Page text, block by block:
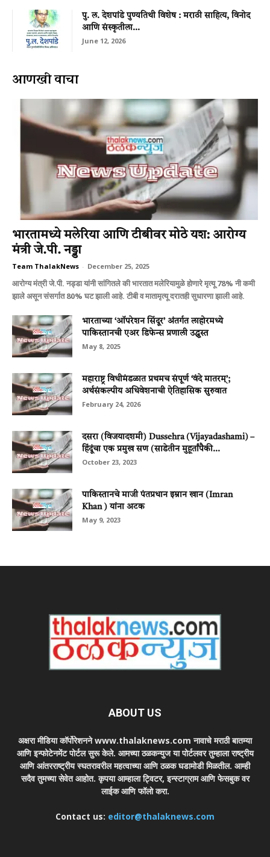
पु. ल. देशपांडे पुण्यतिथी विशेष : मराठी साहित्य, विनोद
आणि संस्कृतीला...
June 12, 2026
आणखी वाचा
भारतामध्ये मलेरिया आणि टीबीवर मोठे यश: आरोग्य
मंत्री जे.पी. नड्डा
Team ThalakNews - December 25, 2025
आरोग्य मंत्री जे.पी. नड्डा यांनी सांगितले की भारतात मलेरियामुळे होणारे मृत्यू 78% नी कमी
झाले असून संसर्गात 80% घट झाली आहे. टीबी व मातामृत्यू दरातही सुधारणा झाली आहे.
भारताच्या ‘ऑपरेशन सिंदूर’ अंतर्गत लाहोरमध्ये
पाकिस्तानची एअर डिफेन्स प्रणाली उद्ध्वस्त
May 8, 2025
महाराष्ट्र विधीमंडळात प्रथमच संपूर्ण ‘वंदे मातरम्’;
अर्थसंकल्पीय अधिवेशनाची ऐतिहासिक सुरुवात
February 24, 2026
दसरा (विजयादशमी) Dussehra (Vijayadashami) –
हिंदूंचा एक प्रमुख सण (साडेतीन मुहूर्तांपैकी...
October 23, 2023
पाकिस्तानचे माजी पंतप्रधान इम्रान खान (Imran
Khan ) यांना अटक
May 9, 2023
ABOUT US
अक्षरा मीडिया कॉर्पोरेशनने www.thalaknews.com नावाचे मराठी बातम्या
आणि इन्फोटेनमेंट पोर्टल सुरू केले. आमच्या ठळकन्युज या पोर्टलवर तुम्हाला राष्ट्रीय
आणि आंतरराष्ट्रीय स्घतरावरील महत्वाच्या आणि ठळक घडामोडी मिळतील. आम्ही
सदैव तुमच्या सेवेत आहोत. कृपया आम्हाला ट्विटर, इन्स्टाग्राम आणि फेसबुक वर
लाईक आणि फॉलो करा.
Contact us: editor@thalaknews.com